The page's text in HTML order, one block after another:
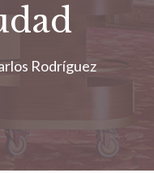
Rodríguez